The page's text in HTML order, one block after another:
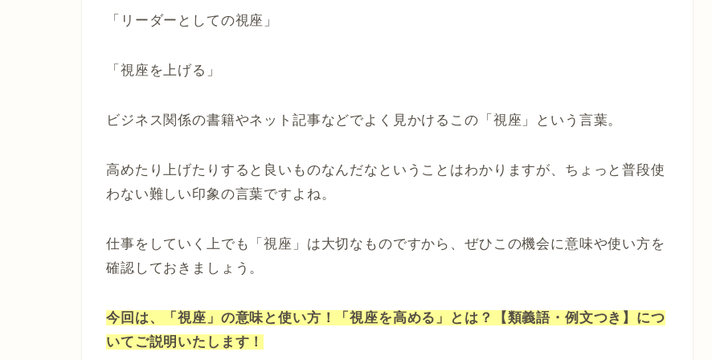
「リーダーとしての視座」
「視座を上げる」
ビジネス関係の書籍やネット記事などでよく見かけるこの「視座」という言葉。
高めたり上げたりすると良いものなんだなということはわかりますが、ちょっと普段使
わない難しい印象の言葉ですよね。
仕事をしていく上でも「視座」は大切なものですから、ぜひこの機会に意味や使い方を
確認しておきましょう。
今回は、「視座」の意味と使い方！「視座を高める」とは？【類義語・例文つき】につ
いてご説明いたします！